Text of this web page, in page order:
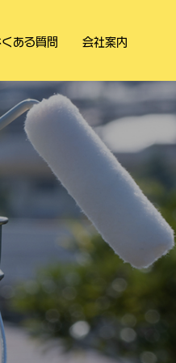
くある質問 会社案内